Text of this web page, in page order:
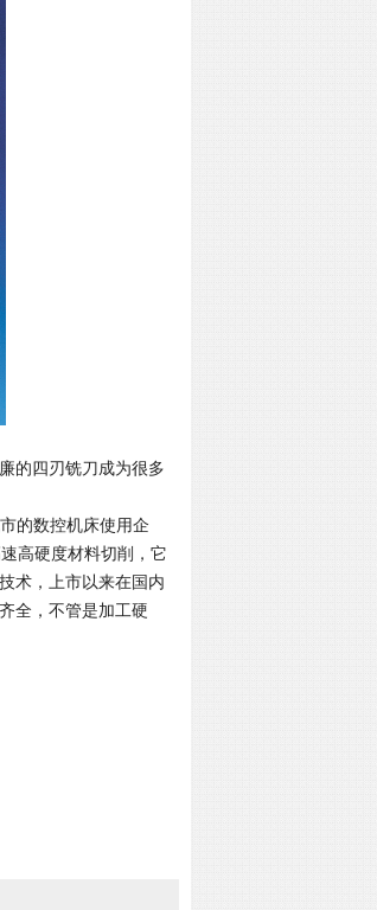
的四刃铣刀成为很多
的数控机床使用企
高硬度材料切削，它
术，上市以来在国内
全，不管是加工硬